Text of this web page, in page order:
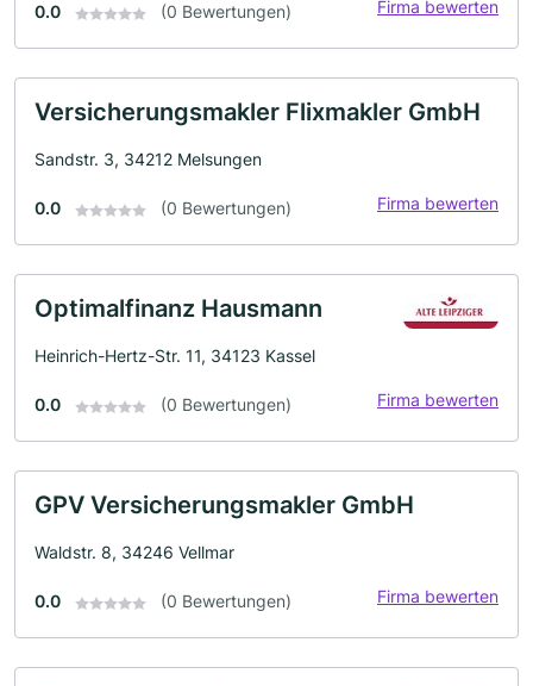
0.0 (0 Bewertungen) Firma bewerten
Versicherungsmakler Flixmakler GmbH
Sandstr. 3, 34212 Melsungen
0.0 (0 Bewertungen) Firma bewerten
Optimalfinanz Hausmann
Heinrich-Hertz-Str. 11, 34123 Kassel
0.0 (0 Bewertungen) Firma bewerten
GPV Versicherungsmakler GmbH
Waldstr. 8, 34246 Vellmar
0.0 (0 Bewertungen) Firma bewerten